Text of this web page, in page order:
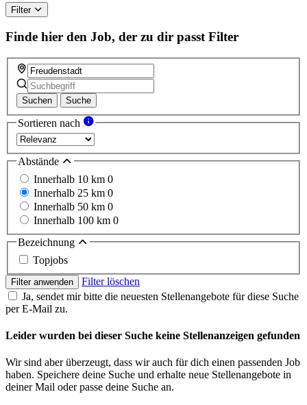
Filter
Finde hier den Job, der zu dir passt Filter
Suchen Suche
Sortieren nach
Abstände
Innerhalb 10 km 0
Innerhalb 25 km 0
Innerhalb 50 km 0
Innerhalb 100 km 0
Bezeichnung
Topjobs
Filter anwenden
Filter löschen
Ja, sendet mir bitte die neuesten Stellenangebote für diese Suche
per E-Mail zu.
Leider wurden bei dieser Suche keine Stellenanzeigen gefunden
Wir sind aber überzeugt, dass wir auch für dich einen passenden Job
haben. Speichere deine Suche und erhalte neue Stellenangebote in
deiner Mail oder passe deine Suche an.